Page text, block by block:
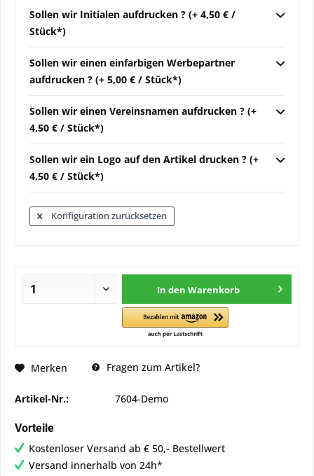
Sollen wir Initialen aufdrucken ? (+ 4,50 € /
Stück*)
Sollen wir einen einfarbigen Werbepartner
aufdrucken ? (+ 5,00 € / Stück*)
Sollen wir einen Vereinsnamen aufdrucken ? (+
4,50 € / Stück*)
Sollen wir ein Logo auf den Artikel drucken ? (+
4,50 € / Stück*)
Konfiguration zurücksetzen
In den Warenkorb
Merken Fragen zum Artikel?
Artikel-Nr.: 7604-Demo
Vorteile
Kostenloser Versand ab € 50,- Bestellwert
Versand innerhalb von 24h*